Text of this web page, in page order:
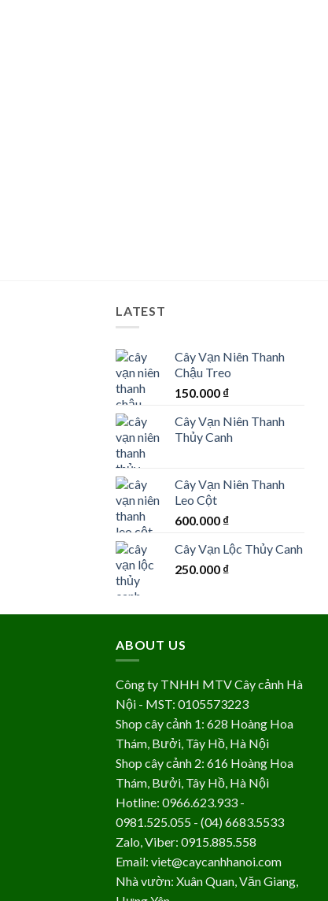
LATEST
Cây Vạn Niên Thanh
Chậu Treo
150.000 ₫
Cây Vạn Niên Thanh
Thủy Canh
Cây Vạn Niên Thanh
Leo Cột
600.000 ₫
Cây Vạn Lộc Thủy Canh
250.000 ₫
ABOUT US
Công ty TNHH MTV Cây cảnh Hà
Nội - MST: 0105573223
Shop cây cảnh 1: 628 Hoàng Hoa
Thám, Bưởi, Tây Hồ, Hà Nội
Shop cây cảnh 2: 616 Hoàng Hoa
Thám, Bưởi, Tây Hồ, Hà Nội
Hotline: 0966.623.933 -
0981.525.055 - (04) 6683.5533
Zalo, Viber: 0915.885.558
Email: viet@caycanhhanoi.com
Nhà vườn: Xuân Quan, Văn Giang,